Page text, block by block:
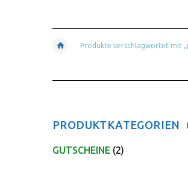
Produkte verschlagwortet mit
PRODUKTKATEGORIEN
GUTSCHEINE (2)